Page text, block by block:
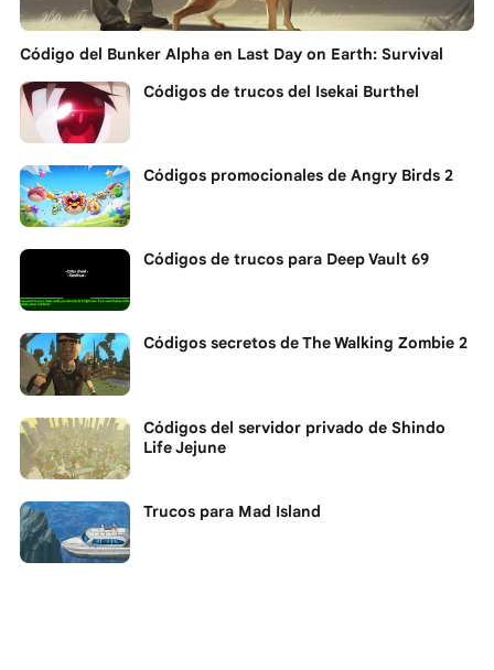
Código del Bunker Alpha en Last Day on Earth: Survival
Códigos de trucos del Isekai Burthel
Códigos promocionales de Angry Birds 2
Códigos de trucos para Deep Vault 69
Códigos secretos de The Walking Zombie 2
Códigos del servidor privado de Shindo
Life Jejune
Trucos para Mad Island